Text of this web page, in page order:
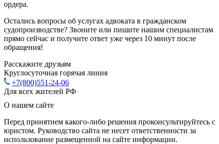
ордера.
Остались вопросы об услугах адвоката в гражданском
судопроизводстве? Звоните или пишите нашим специалистам
прямо сейчас и получите ответ уже через 10 минут после
обращения!
Расскажите друзьям
Круглосуточная горячая линия
+7(800)551-24-06
Для всех жителей РФ
О нашем сайте
Перед принятием какого-либо решения проконсультируйтесь с
юристом. Руководство сайта не несет ответственности за
использование размещенной на сайте информации.